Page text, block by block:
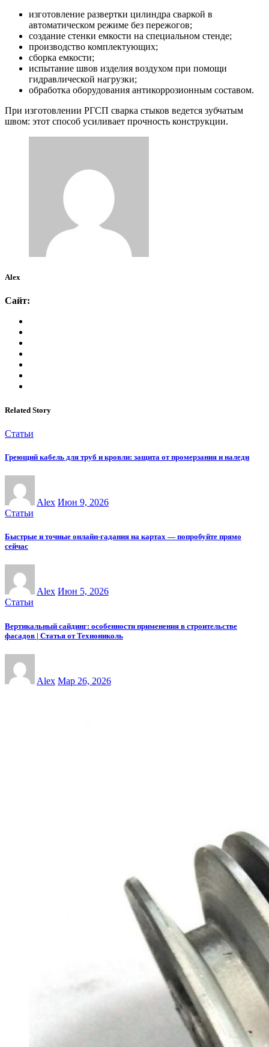
изготовление развертки цилиндра сваркой в
автоматическом режиме без пережогов;
создание стенки емкости на специальном стенде;
производство комплектующих;
сборка емкости;
испытание швов изделия воздухом при помощи
гидравлической нагрузки;
обработка оборудования антикоррозионным составом.
При изготовлении РГСП сварка стыков ведется зубчатым
швом: этот способ усиливает прочность конструкции.
Alex
Сайт:
Related Story
Статьи
Греющий кабель для труб и кровли: защита от промерзания и наледи
Alex Июн 9, 2026
Статьи
Быстрые и точные онлайн-гадания на картах — попробуйте прямо
сейчас
Alex Июн 5, 2026
Статьи
Вертикальный сайдинг: особенности применения в строительстве
фасадов | Статья от Технониколь
Alex Мар 26, 2026